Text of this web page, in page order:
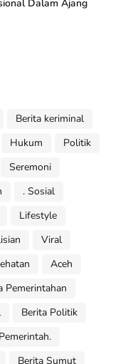
Dalam Ajang
Berita keriminal
Hukum
Politik
Seremoni
. Sosial
Lifestyle
Viral
Aceh
Pemerintahan
Berita Politik
Berita Sumut